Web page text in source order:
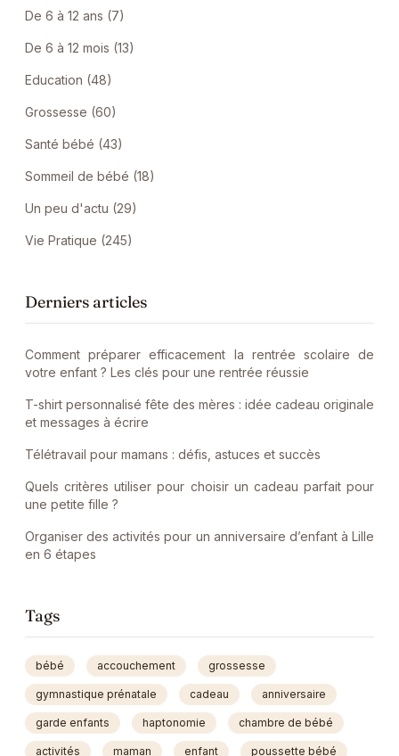
De 6 à 12 ans (7)
De 6 à 12 mois (13)
Education (48)
Grossesse (60)
Santé bébé (43)
Sommeil de bébé (18)
Un peu d'actu (29)
Vie Pratique (245)
Derniers articles
Comment préparer efficacement la rentrée scolaire de
votre enfant ? Les clés pour une rentrée réussie
T-shirt personnalisé fête des mères : idée cadeau originale
et messages à écrire
Télétravail pour mamans : défis, astuces et succès
Quels critères utiliser pour choisir un cadeau parfait pour
une petite fille ?
Organiser des activités pour un anniversaire d’enfant à Lille
en 6 étapes
Tags
bébé accouchement grossesse
gymnastique prénatale cadeau anniversaire
garde enfants haptonomie chambre de bébé
activités maman enfant poussette bébé